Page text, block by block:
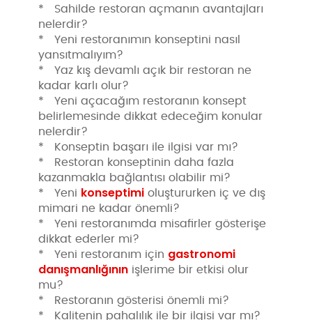
* Sahilde restoran açmanın avantajları
nelerdir?
* Yeni restoranımın konseptini nasıl
yansıtmalıyım?
* Yaz kış devamlı açık bir restoran ne
kadar karlı olur?
* Yeni açacağım restoranın konsept
belirlemesinde dikkat edeceğim konular
nelerdir?
* Konseptin başarı ile ilgisi var mı?
* Restoran konseptinin daha fazla
kazanmakla bağlantısı olabilir mi?
* Yeni konseptimi oluştururken iç ve dış
mimari ne kadar önemli?
* Yeni restoranımda misafirler gösterişe
dikkat ederler mi?
* Yeni restoranım için gastronomi
danışmanlığının işlerime bir etkisi olur
mu?
* Restoranın gösterisi önemli mi?
* Kalitenin pahalılık ile bir ilgisi var mı?